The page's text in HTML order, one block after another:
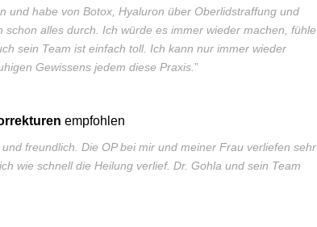
und habe von Botox, Hyaluron über Oberlidstraffung und
schon alles durch. Ich würde es immer wieder machen, fühle
sein Team ist einfach toll. Ich kann nur immer wieder
Gewissens jedem diese Praxis. ”
empfohlen
freundlich. Die OP bei mir und meiner Frau verliefen sehr
wie schnell die Heilung verlief. Dr. Gohla und sein Team